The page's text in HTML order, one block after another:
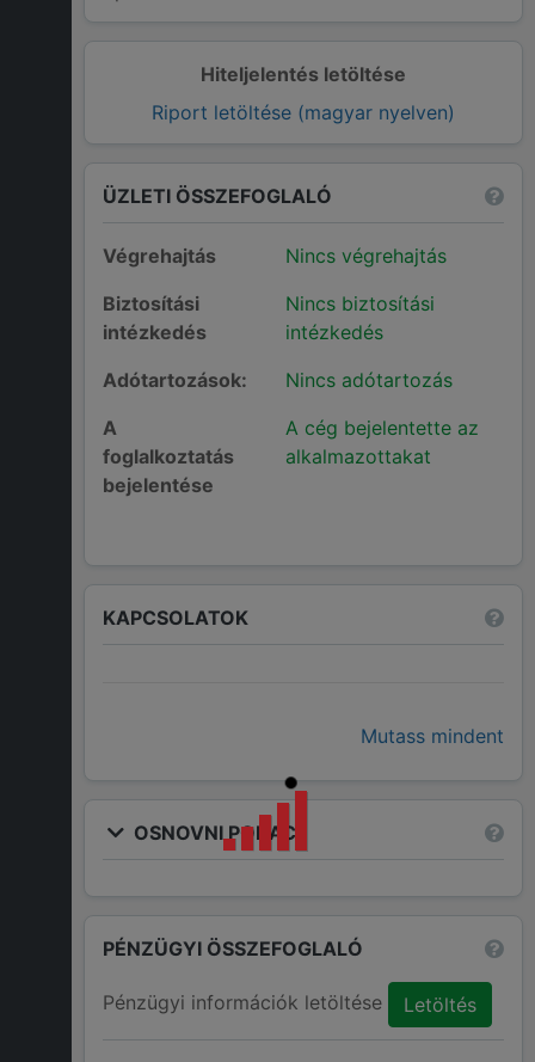
Hiteljelentés letöltése
Riport letöltése (magyar nyelven)
ÜZLETI ÖSSZEFOGLALÓ
Végrehajtás
Nincs végrehajtás
Biztosítási
intézkedés
Nincs biztosítási
intézkedés
Adótartozások:
Nincs adótartozás
A
foglalkoztatás
bejelentése
A cég bejelentette az
alkalmazottakat
KAPCSOLATOK
Mutass mindent
OSNOVNI PODACI
PÉNZÜGYI ÖSSZEFOGLALÓ
Pénzügyi információk letöltése Letöltés